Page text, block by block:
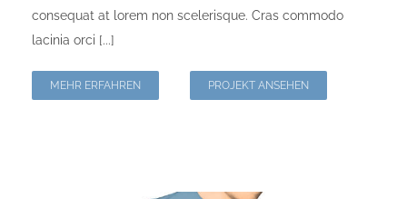
consequat at lorem non scelerisque. Cras commodo
lacinia orci [...]
MEHR ERFAHREN PROJEKT ANSEHEN